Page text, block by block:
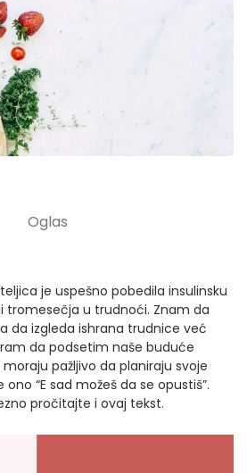
je uspešno pobedila insulinsku
tromesečja u trudnoći. Znam da
da izgleda ishrana trudnice već
da podsetim naše buduće
pažljivo da planiraju svoje
“E sad možeš da se opustiš”.
pročitajte i ovaj tekst.